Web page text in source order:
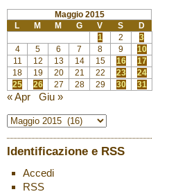
Maggio 2015
L
M M G V S
D
1
2
3
4
5 6 7 8 9
10
11
12 13 14 15 16
17
18
19 20 21 22 23
24
25
26 27 28 29 30 31
« Apr Giu »
Identificazione e RSS
Accedi
RSS